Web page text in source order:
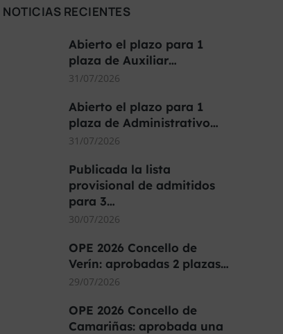
NOTICIAS RECIENTES
Abierto el plazo para 1
plaza de Auxiliar…
31/07/2026
Abierto el plazo para 1
plaza de Administrativo…
31/07/2026
Publicada la lista
provisional de admitidos
para 3…
30/07/2026
OPE 2026 Concello de
Verín: aprobadas 2 plazas…
29/07/2026
OPE 2026 Concello de
Camariñas: aprobada una